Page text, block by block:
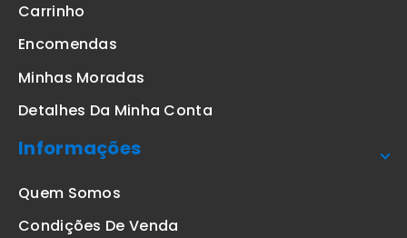
Carrinho
Encomendas
Minhas Moradas
Detalhes Da Minha Conta
Informações
Quem Somos
Condições De Venda